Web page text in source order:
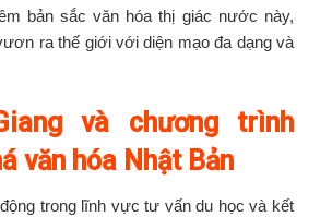
bản sắc văn hóa thị giác nước này,
ra thế giới với diện mạo đa dạng và
và chương trình
văn hóa Nhật Bản
trong lĩnh vực tư vấn du học và kết